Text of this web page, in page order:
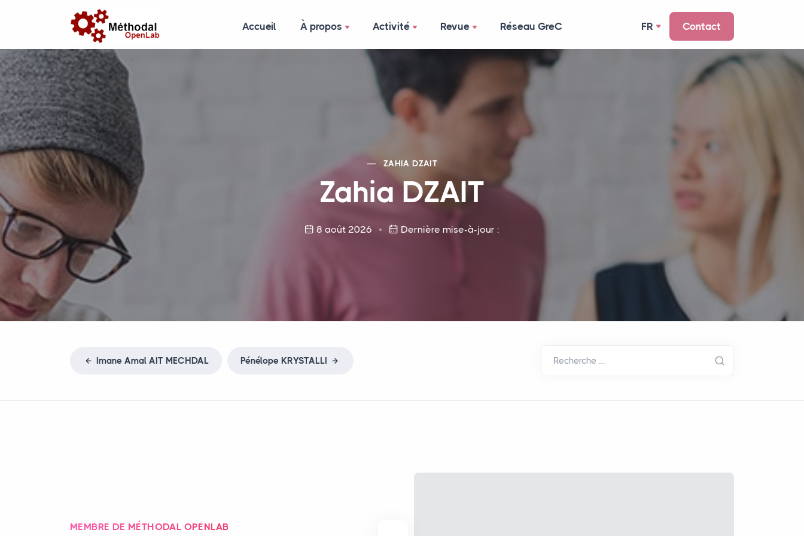
Accueil À propos Activité Revue Réseau GreC FR Contact
ZAHIADZAIT
ZahiaDZAIT
8 août 2026 Dernière mise-à-jour :
Imane Amal AIT MECHDAL Pénélope KRYSTALLI Recherche …
MEMBRE DE MÉTHODAL OPENLAB